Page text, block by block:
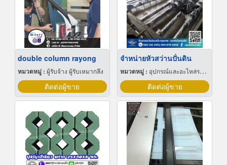
double column rayong
หมวดหมู่ : ผู้รับจ้าง ผู้รับเหมากลึง
ติดต่อผู้ขาย
จำหน่ายหัวสว่านปั่นดิน
หมวดหมู่ : อุปกรณ์และอะไหล่รถแทรกเตอร์
ติดต่อผู้ขาย